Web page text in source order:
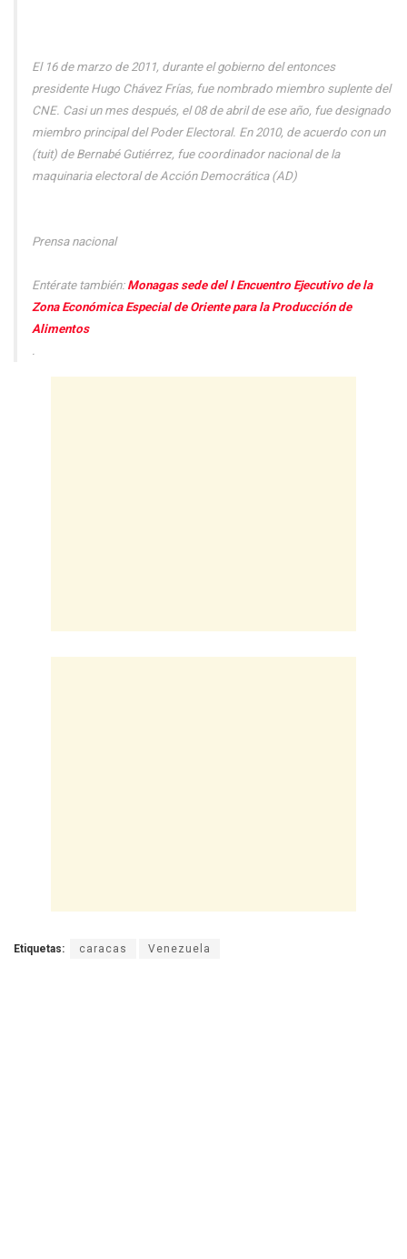
El 16 de marzo de 2011, durante el gobierno del entonces
presidente Hugo Chávez Frías, fue nombrado miembro suplente del
CNE. Casi un mes después, el 08 de abril de ese año, fue designado
miembro principal del Poder Electoral. En 2010, de acuerdo con un
(tuit) de Bernabé Gutiérrez, fue coordinador nacional de la
maquinaria electoral de Acción Democrática (AD)
Prensa nacional
Entérate también: Monagas sede del I Encuentro Ejecutivo de la
Zona Económica Especial de Oriente para la Producción de
Alimentos
Etiquetas: caracas Venezuela